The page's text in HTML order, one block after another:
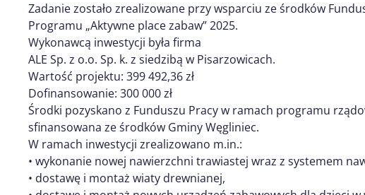
Zadanie zostało zrealizowane przy wsparciu ze środków
Programu „Aktywne place zabaw” 2025.
Wykonawcą inwestycji była firma
ALE Sp. z o.o. Sp. k. z siedzibą w Pisarzowicach.
Wartość projektu: 399 492,36 zł
Dofinansowanie: 300 000 zł
Środki pozyskano z Funduszu Pracy w ramach programu
sfinansowana ze środków Gminy Węgliniec.
W ramach inwestycji zrealizowano m.in.:
• wykonanie nowej nawierzchni trawiastej wraz z systemem
• dostawę i montaż wiaty drewnianej,